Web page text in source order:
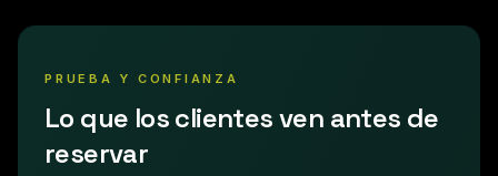
PRUEBA Y CONFIANZA
Lo que los clientes ven antes de
reservar